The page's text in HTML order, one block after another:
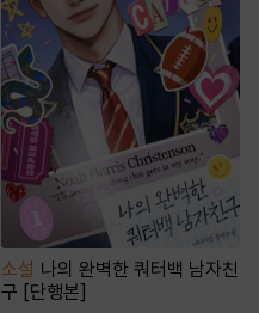
소설 나의 완벽한 쿼터백 남자친
구 [단행본]